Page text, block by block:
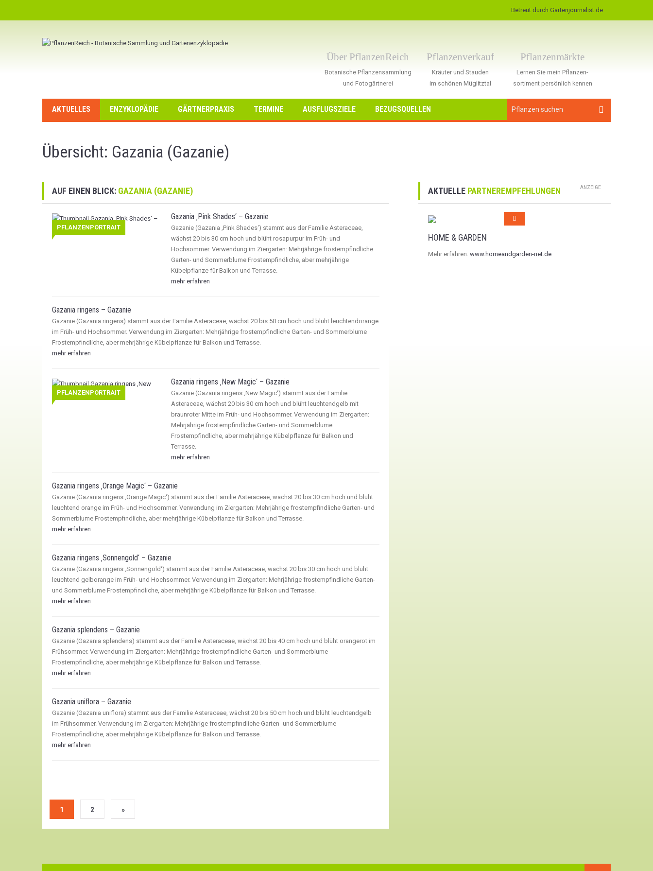
Betreut durch Gartenjournalist.de
Über PflanzenReich
Botanische Pflanzensammlung
und Fotogärtnerei
Pflanzenverkauf
Kräuter und Stauden
im schönen Müglitztal
Pflanzenmärkte
Lernen Sie mein Pflanzen-
sortiment persönlich kennen
AKTUELLES ENZYKLOPÄDIE GÄRTNERPRAXIS TERMINE AUSFLUGSZIELE BEZUGSQUELLEN
Übersicht: Gazania (Gazanie)
AUF EINEN BLICK: GAZANIA (GAZANIE)
PFLANZENPORTRAIT
Gazania ‚Pink Shades‘ – Gazanie
Gazanie (Gazania ‚Pink Shades‘) stammt aus der Familie Asteraceae,
wächst 20 bis 30 cm hoch und blüht rosapurpur im Früh- und
Hochsommer. Verwendung im Ziergarten: Mehrjährige frostempfindliche
Garten- und Sommerblume Frostempfindliche, aber mehrjährige
Kübelpflanze für Balkon und Terrasse.
mehr erfahren
Gazania ringens – Gazanie
Gazanie (Gazania ringens) stammt aus der Familie Asteraceae, wächst 20 bis 50 cm hoch und blüht leuchtendorange
im Früh- und Hochsommer. Verwendung im Ziergarten: Mehrjährige frostempfindliche Garten- und Sommerblume
Frostempfindliche, aber mehrjährige Kübelpflanze für Balkon und Terrasse.
mehr erfahren
PFLANZENPORTRAIT
Gazania ringens ‚New Magic‘ – Gazanie
Gazanie (Gazania ringens ‚New Magic‘) stammt aus der Familie
Asteraceae, wächst 20 bis 30 cm hoch und blüht leuchtendgelb mit
braunroter Mitte im Früh- und Hochsommer. Verwendung im Ziergarten:
Mehrjährige frostempfindliche Garten- und Sommerblume
Frostempfindliche, aber mehrjährige Kübelpflanze für Balkon und
Terrasse.
mehr erfahren
Gazania ringens ‚Orange Magic‘ – Gazanie
Gazanie (Gazania ringens ‚Orange Magic‘) stammt aus der Familie Asteraceae, wächst 20 bis 30 cm hoch und blüht
leuchtend orange im Früh- und Hochsommer. Verwendung im Ziergarten: Mehrjährige frostempfindliche Garten- und
Sommerblume Frostempfindliche, aber mehrjährige Kübelpflanze für Balkon und Terrasse.
mehr erfahren
Gazania ringens ‚Sonnengold‘ – Gazanie
Gazanie (Gazania ringens ‚Sonnengold‘) stammt aus der Familie Asteraceae, wächst 20 bis 30 cm hoch und blüht
leuchtend gelborange im Früh- und Hochsommer. Verwendung im Ziergarten: Mehrjährige frostempfindliche Garten-
und Sommerblume Frostempfindliche, aber mehrjährige Kübelpflanze für Balkon und Terrasse.
mehr erfahren
Gazania splendens – Gazanie
Gazanie (Gazania splendens) stammt aus der Familie Asteraceae, wächst 20 bis 40 cm hoch und blüht orangerot im
Frühsommer. Verwendung im Ziergarten: Mehrjährige frostempfindliche Garten- und Sommerblume
Frostempfindliche, aber mehrjährige Kübelpflanze für Balkon und Terrasse.
mehr erfahren
Gazania uniflora – Gazanie
Gazanie (Gazania uniflora) stammt aus der Familie Asteraceae, wächst 20 bis 50 cm hoch und blüht leuchtendgelb
im Frühsommer. Verwendung im Ziergarten: Mehrjährige frostempfindliche Garten- und Sommerblume
Frostempfindliche, aber mehrjährige Kübelpflanze für Balkon und Terrasse.
mehr erfahren
1 2 »
AKTUELLE PARTNEREMPFEHLUNGEN ANZEIGE
HOME & GARDEN
Mehr erfahren: www.homeandgarden-net.de